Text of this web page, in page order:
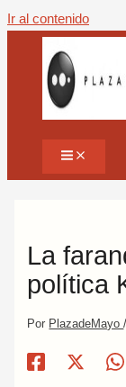
Ir al contenido
La
política
Por PlazadeMayo/